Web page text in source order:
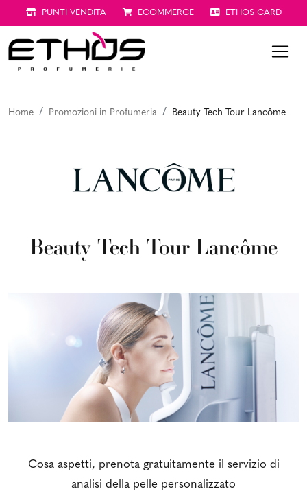
PUNTI VENDITA ECOMMERCE ETHOS CARD
Home Promozioni in Profumeria Beauty Tech Tour Lancôme
Beauty Tech Tour Lancôme
Cosa aspetti, prenota gratuitamente il servizio di
analisi della pelle personalizzato